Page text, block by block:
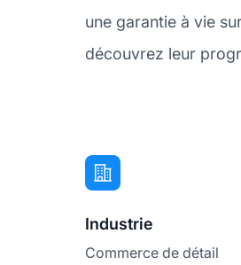
une garantie à vie
découvrez leur
Industrie
Commerce de détail